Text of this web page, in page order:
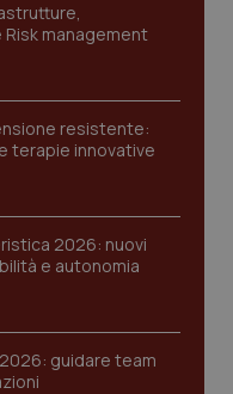
Risk management
resistente:
terapie innovative
2026: nuovi
e autonomia
guidare team
CookieScript
www.quotidianosanita.it